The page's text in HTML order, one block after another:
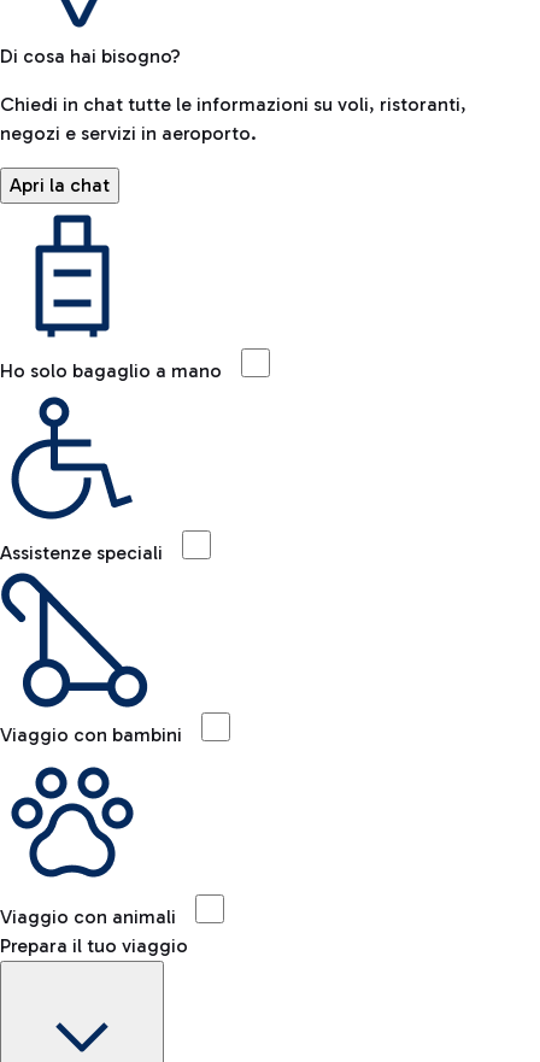
Di cosa hai bisogno?
Chiedi in chat tutte le informazioni su voli, ristoranti,
negozi e servizi in aeroporto.
Apri la chat
Ho solo bagaglio a mano
Assistenze speciali
Viaggio con bambini
Viaggio con animali
Prepara il tuo viaggio